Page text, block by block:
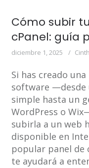
Cómo subir
cPanel: guía
diciembre 1, 2025
Si has creado
software —desde
simple hasta un
WordPress o
subirla a un web
disponible en
popular panel
te ayudará a